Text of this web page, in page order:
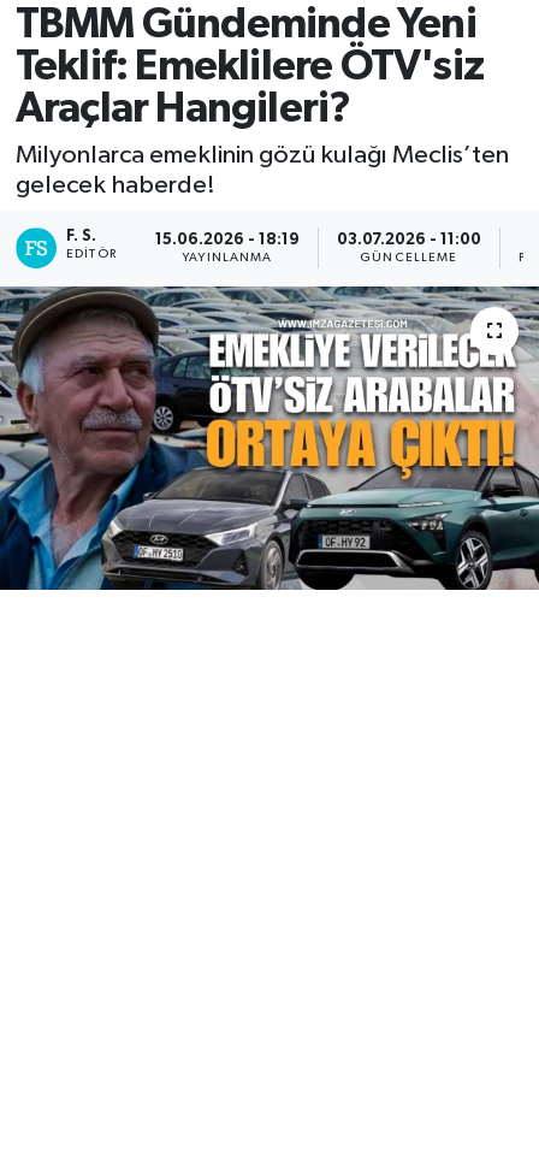
TBMM Gündeminde Yeni
Teklif: Emeklilere ÖTV'siz
Araçlar Hangileri?
Milyonlarca emeklinin gözü kulağı Meclis’ten
gelecek haberde!
F. S.
EDITÖR
15.06.2026 - 18:19
YAYINLANMA
03.07.2026 - 11:00
GÜNCELLEME
DEVREK
DÜZCE
EREĞLİ
GÖKÇEBEY
KARABÜK
KASTAMONU